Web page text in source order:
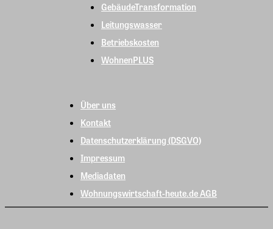
GebäudeTransformation
Leitungswasser
Betriebskosten
WohnenPLUS
Über uns
Kontakt
Datenschutzerklärung (DSGVO)
Impressum
Mediadaten
Wohnungswirtschaft-heute.de AGB